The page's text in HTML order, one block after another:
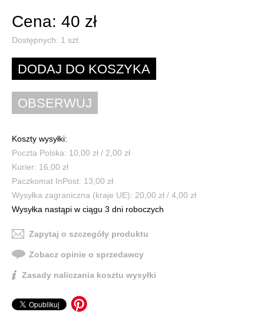
Cena: 40 zł
Dostępnych: 1 szt.
Koszty wysyłki:
Poczta Polska: 10,00 zł / 2,00 zł
Kurier: 16,00 zł
Paczkomat InPost: 13,00 zł
Wysyłka zagraniczna (kraje UE): 20,00 zł / 4,00 zł
Wysyłka nastąpi w ciągu 3 dni roboczych
Zapytaj o szczegóły produktu
Zobacz opinie o sprzedawcy
Zasady naliczania kosztu wysyłki